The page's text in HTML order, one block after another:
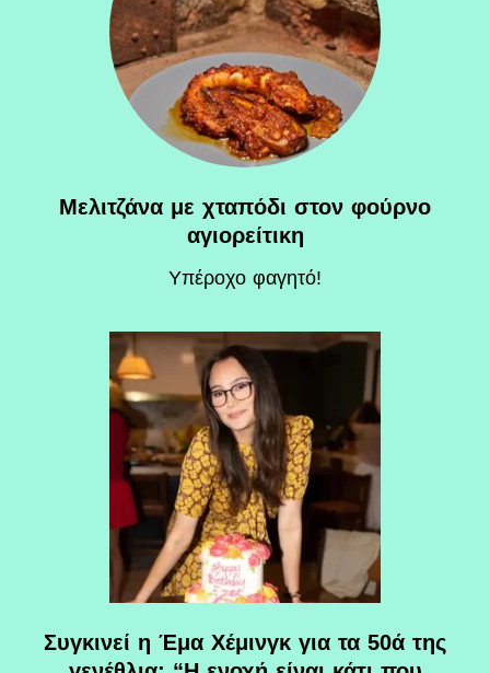
Μελιτζάνα με χταπόδι στον φούρνο
αγιορείτικη
Υπέροχο φαγητό!
Συγκινεί η Έμα Χέμινγκ για τα 50ά της